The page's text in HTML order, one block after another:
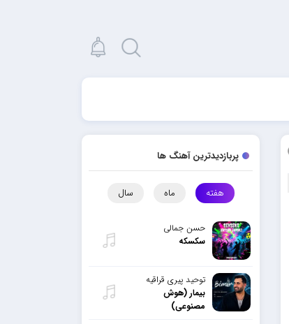
پربازدیدترین آهنگ ها
هفته ماه سال
حسن جمالی
سکسکه
توحید پیری قراقیه
بیمار (هوش
مصنوعی)